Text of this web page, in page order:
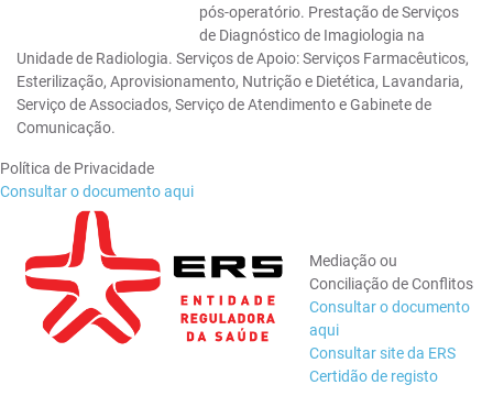
pós-operatório. Prestação de Serviços
de Diagnóstico de Imagiologia na
Unidade de Radiologia. Serviços de Apoio: Serviços Farmacêuticos,
Esterilização, Aprovisionamento, Nutrição e Dietética, Lavandaria,
Serviço de Associados, Serviço de Atendimento e Gabinete de
Comunicação.
Política de Privacidade
Consultar o documento aqui
Mediação ou
Conciliação de Conflitos
Consultar o documento
aqui
Consultar site da ERS
Certidão de registo